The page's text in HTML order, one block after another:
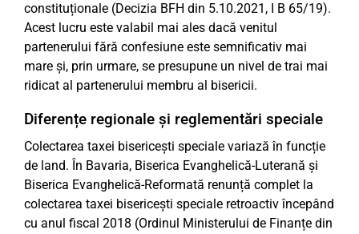
constituționale (Decizia BFH din 5.10.2021, I B 65/19).
Acest lucru este valabil mai ales dacă venitul
partenerului fără confesiune este semnificativ mai
mare și, prin urmare, se presupune un nivel de trai mai
ridicat al partenerului membru al bisericii.
Diferențe regionale și reglementări speciale
Colectarea taxei bisericești speciale variază în funcție
de land. În Bavaria, Biserica Evanghelică-Luterană și
Biserica Evanghelică-Reformată renunță complet la
colectarea taxei bisericești speciale retroactiv începând
cu anul fiscal 2018 (Ordinul Ministerului de Finanțe din